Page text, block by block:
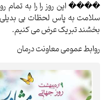
���� این روز را را به تمام
سلامت به پاس لحظات بی بدیلی
بخشند تبریک عرض می کنیم.
روابط عمومی معاونت درمان